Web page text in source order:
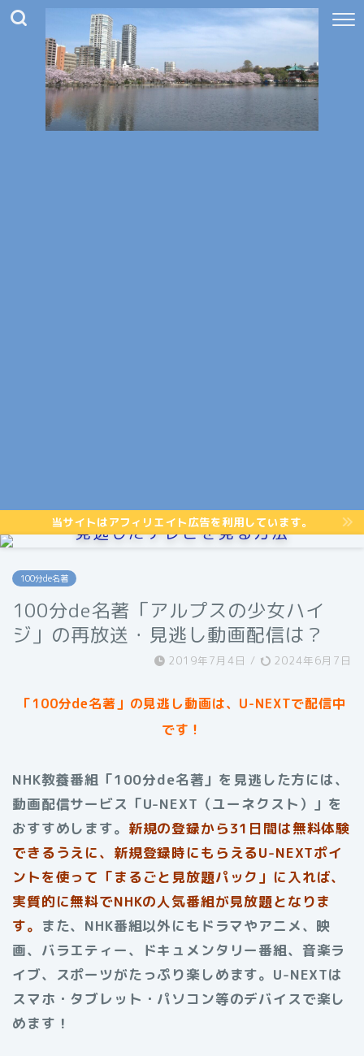
当サイトはアフィリエイト広告を利用しています。
見逃したテレビを見る方法
100分de名著
100分de名著「アルプスの少女ハイ
ジ」の再放送・見逃し動画配信は？
2019年7月4日 / 2024年6月7日
「100分de名著」 の見逃し動画は、U-NEXTで配信中
です！
NHK教養番組「100分de名著」を見逃した方には、
動画配信サービス「U-NEXT（ユーネクスト）」を
おすすめします。 新規の登録から31日間は無料体験
できるうえに、新規登録時にもらえるU-NEXTポイ
ントを使って「まるごと見放題パック」に入れば、
実質的に無料でNHKの人気番組が見放題となりま
す。 また、NHK番組以外にもドラマやアニメ、映
画、バラエティー、ドキュメンタリー番組、音楽ラ
イブ、スポーツがたっぷり楽しめます。U-NEXTは
スマホ・タブレット・パソコン等のデバイスで楽し
めます！